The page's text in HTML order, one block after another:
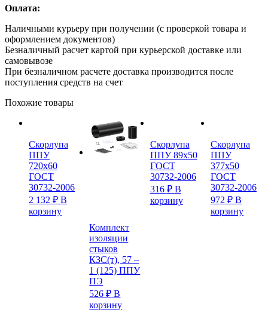
Оплата:
Наличными курьеру при получении (с проверкой товара и
оформлением документов)
Безналичный расчет картой при курьерской доставке или
самовывозе
При безналичном расчете доставка производится после
поступления средств на счет
Похожие товары
Скорлупа
ППУ
720х60
ГОСТ
30732-2006
2 132 ₽ В
корзину
Комплект
изоляции
стыков
КЗС(т), 57 –
1 (125) ППУ
ПЭ
526₽ В
корзину
Скорлупа
ППУ 89х50
ГОСТ
30732-2006
316 ₽ В
корзину
Скорлупа
ППУ
377х50
ГОСТ
30732-2006
972 ₽ В
корзину